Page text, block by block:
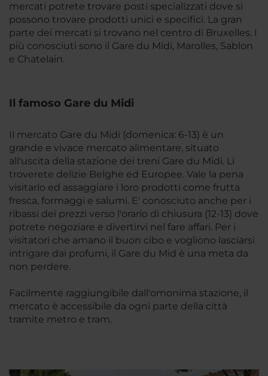
mercati potrete trovare posti specializzati dove si
possono trovare prodotti unici e specifici. La gran
parte dei mercati si trovano nel centro di Bruxelles. I
più conosciuti sono il Gare du Midi, Marolles, Sablon
e Chatelain.
Il famoso Gare du Midi
Il mercato Gare du Midi (domenica: 6-13) è un
grande e vivace mercato alimentare, situato
all'uscita della stazione dei treni Gare du Midi. Lì
troverete delizie Belghe ed Europee. Vale la pena
visitarlo ed assaggiare i loro prodotti come frutta
fresca, formaggi e salumi. E' conosciuto anche per i
ribassi dei prezzi verso l'orario di chiusura (12-13) dove
potrete negoziare e divertirvi nel fare affari. Per i
visitatori che amano il buon cibo e vogliono lasciarsi
intrigare dai profumi, il Gare du Mid è una meta da
non perdere.
Facilmente raggiungibile dall'omonima stazione, il
mercato è accessibile da ogni parte della città
tramite metro e tram.